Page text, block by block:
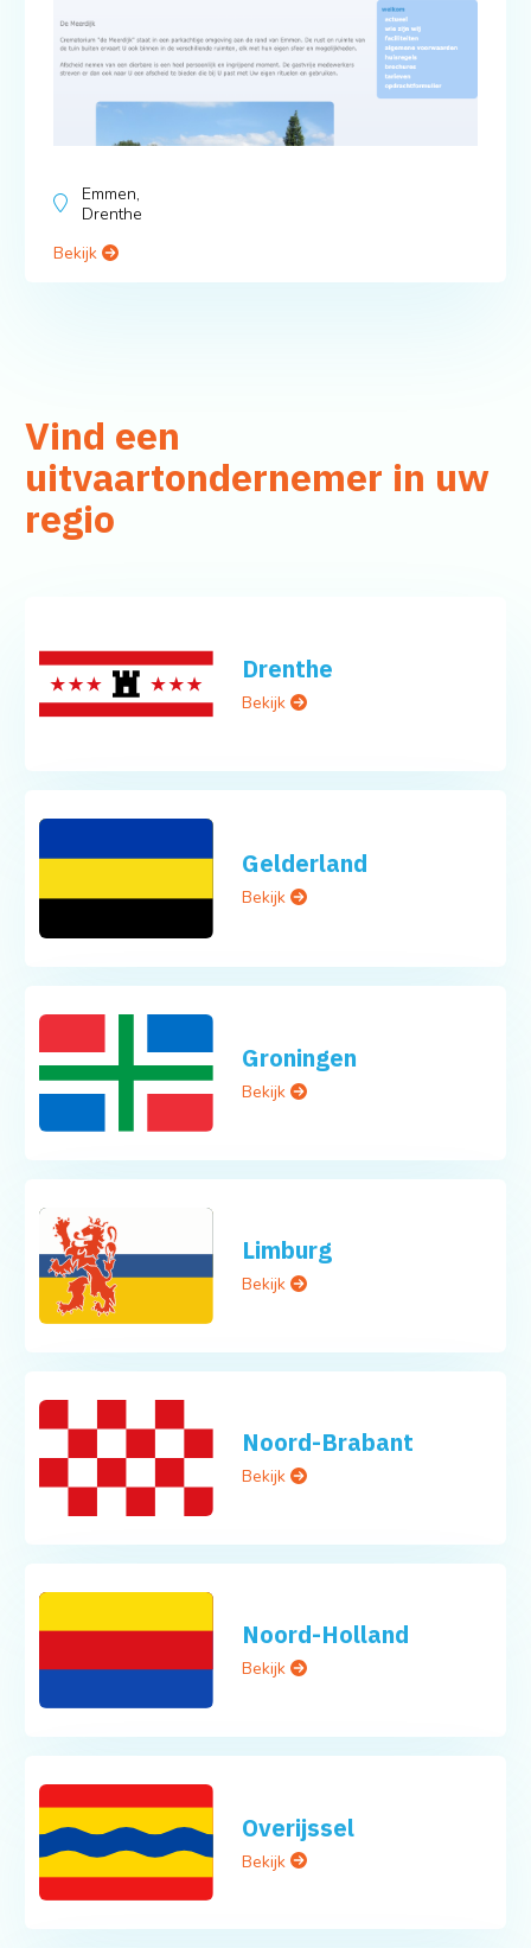
Emmen,
Drenthe
Bekijk
Vind een
uitvaartondernemer in uw
regio
Drenthe
Bekijk
Gelderland
Bekijk
Groningen
Bekijk
Limburg
Bekijk
Noord-Brabant
Bekijk
Noord-Holland
Bekijk
Overijssel
Bekijk